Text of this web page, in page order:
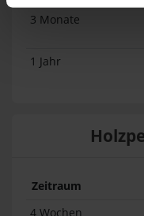
3 Monate
1 Jahr
Zeitraum
4 Wochen